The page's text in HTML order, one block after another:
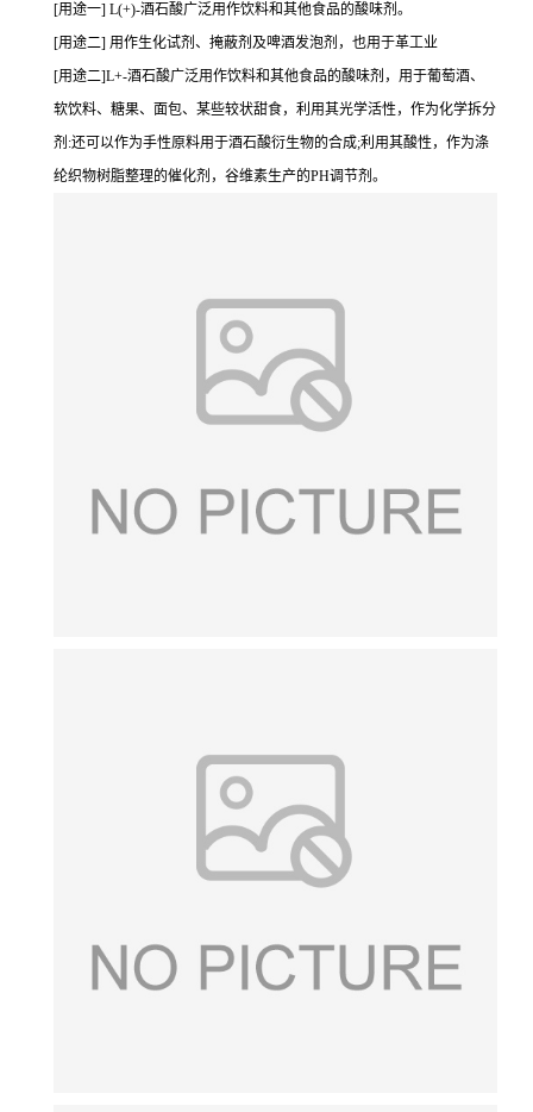
[用途一] L(+)-酒石酸广泛用作饮料和其他食品的酸味剂。
[用途二] 用作生化试剂、掩蔽剂及啤酒发泡剂，也用于革工业
[用途二]L+-酒石酸广泛用作饮料和其他食品的酸味剂，用于葡萄酒、
软饮料、糖果、面包、某些较状甜食，利用其光学活性，作为化学拆分
剂:还可以作为手性原料用于酒石酸衍生物的合成;利用其酸性，作为涤
纶织物树脂整理的催化剂，谷维素生产的PH调节剂。